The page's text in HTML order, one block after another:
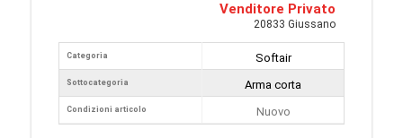
Venditore Privato
20833 Giussano
Categoria
Sottocategoria
Condizioni articolo
Softair
Arma corta
Nuovo